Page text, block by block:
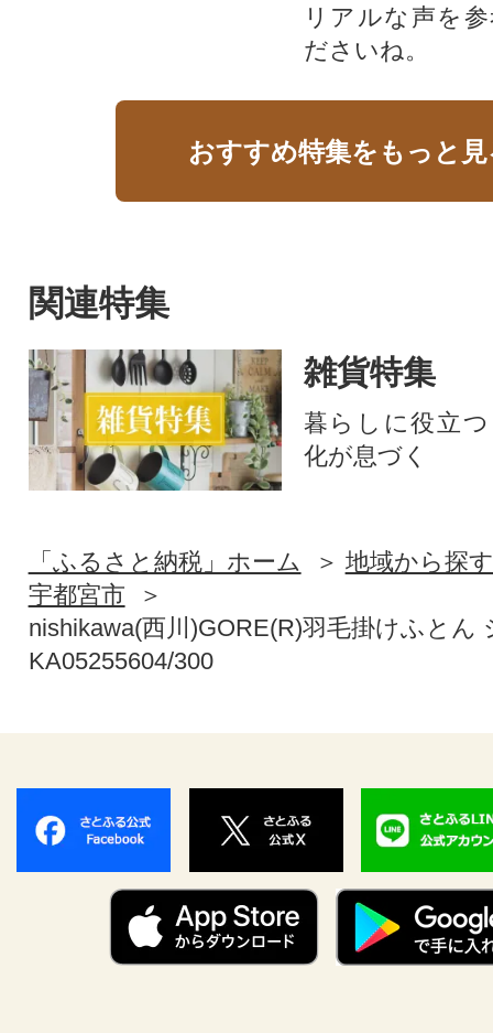
リアルな声を
ださいね。
おすすめ特集をもっと
関連特集
雑貨特集
暮らしに役立
化が息づく
「ふるさと納税」ホーム
地域から探す
宇都宮市
nishikawa(西川)GORE(R)羽毛掛けふとん
KA05255604/300